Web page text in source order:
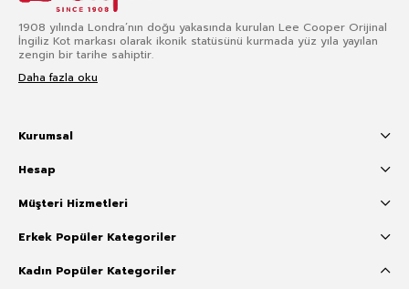
1908 yılında Londra’nın doğu yakasında kurulan Lee Cooper Orijinal
İngiliz Kot markası olarak ikonik statüsünü kurmada yüz yıla yayılan
zengin bir tarihe sahiptir.
Daha fazla oku
Kurumsal
Hesap
Müşteri Hizmetleri
Erkek Popüler Kategoriler
Kadın Popüler Kategoriler